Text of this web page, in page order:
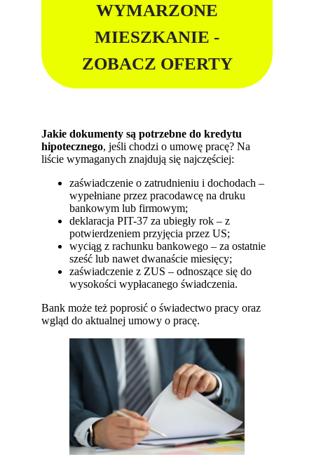
WYMARZONE
MIESZKANIE -
ZOBACZ OFERTY
Jakie dokumenty są potrzebne do kredytu
hipotecznego, jeśli chodzi o umowę pracę? Na
liście wymaganych znajdują się najczęściej:
zaświadczenie o zatrudnieniu i dochodach –
wypełniane przez pracodawcę na druku
bankowym lub firmowym;
deklaracja PIT-37 za ubiegły rok – z
potwierdzeniem przyjęcia przez US;
wyciąg z rachunku bankowego – za ostatnie
sześć lub nawet dwanaście miesięcy;
zaświadczenie z ZUS – odnoszące się do
wysokości wypłacanego świadczenia.
Bank może też poprosić o świadectwo pracy oraz
wgląd do aktualnej umowy o pracę.